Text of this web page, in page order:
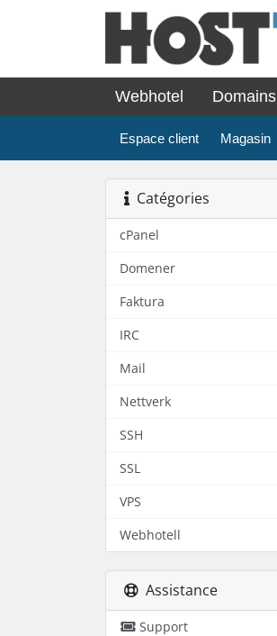
Webhotel Domains
Espace client Magasin
Catégories
cPanel
Domener
Faktura
IRC
Mail
Nettverk
SSH
SSL
VPS
Webhotell
Assistance
Support